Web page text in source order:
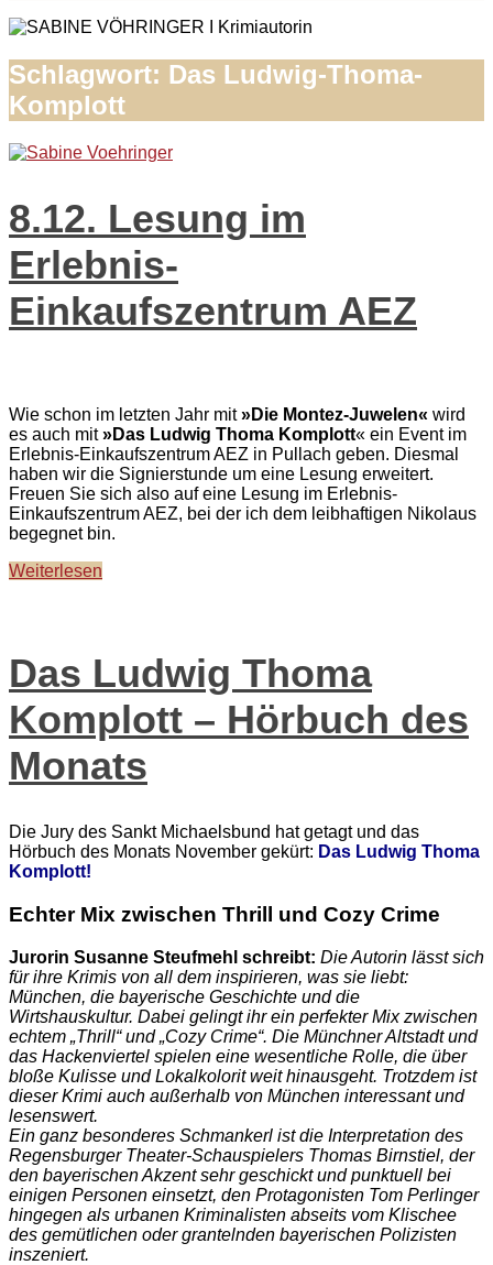
Schlagwort: Das Ludwig-Thoma-
Komplott
8.12. Lesung im
Erlebnis-
Einkaufszentrum AEZ
Wie schon im letzten Jahr mit»Die Montez-Juwelen« wird
es auch mit»Das Ludwig Thoma Komplott« ein Event im
Erlebnis-Einkaufszentrum AEZ in Pullach geben. Diesmal
haben wir die Signierstunde um eine Lesung erweitert.
Freuen Sie sich also auf eine Lesung im Erlebnis-
Einkaufszentrum AEZ, bei der ich dem leibhaftigen Nikolaus
begegnet bin.
Weiterlesen
Das Ludwig Thoma
Komplott – Hörbuch des
Monats
Die Jury des Sankt Michaelsbund hat getagt und das
Hörbuch des Monats November gekürt: Das Ludwig Thoma
Komplott!
Echter Mix zwischen Thrill und Cozy Crime
Jurorin Susanne Steufmehl schreibt: Die Autorin lässt sich
für ihre Krimis von all dem inspirieren, was sie liebt:
München, die bayerische Geschichte und die
Wirtshauskultur. Dabei gelingt ihr ein perfekter Mix zwischen
echtem „Thrill“ und „Cozy Crime“. Die Münchner Altstadt und
das Hackenviertel spielen eine wesentliche Rolle, die über
bloße Kulisse und Lokalkolorit weit hinausgeht. Trotzdem ist
dieser Krimi auch außerhalb von München interessant und
lesenswert.
Ein ganz besonderes Schmankerl ist die Interpretation des
Regensburger Theater-Schauspielers Thomas Birnstiel, der
den bayerischen Akzent sehr geschickt und punktuell bei
einigen Personen einsetzt, den Protagonisten Tom Perlinger
hingegen als urbanen Kriminalisten abseits vom Klischee
des gemütlichen oder grantelnden bayerischen Polizisten
inszeniert.